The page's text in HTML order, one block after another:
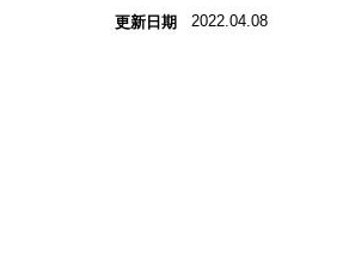
更新日期 2022.04.08